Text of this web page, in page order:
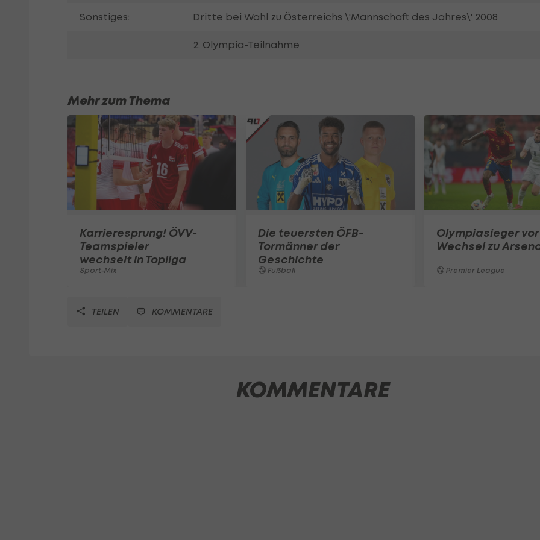
Sonstiges: Dritte bei Wahl zu Österreichs \'Mannschaft des Jahres\' 2008
2. Olympia-Teilnahme
Mehr zum Thema
Karrieresprung! ÖVV-
Teamspieler
wechselt in Topliga
Sport-Mix
Die teuersten ÖFB-
Tormänner der
Geschichte
Fußball
Olympiasieger vor
Wechsel zu
Premier League
TEILEN KOMMENTARE
KOMMENTARE